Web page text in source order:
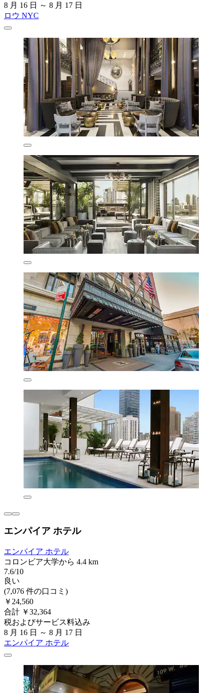
8 月 16 日 ～ 8 月 17 日
ロウ NYC
エンパイア ホテル
エンパイア ホテル
コロンビア大学から 4.4 km
7.6/10
良い
(7,076 件の口コミ)
￥24,560
合計 ￥32,364
税およびサービス料込み
8 月 16 日 ～ 8 月 17 日
エンパイア ホテル